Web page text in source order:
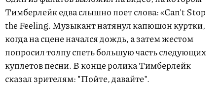
Тимберлейк едва слышно поет слова: «Can't Stop
the Feeling. Музыкант натянул капюшон куртки,
когда на сцене начался дождь, а затем жестом
попросил толпу спеть большую часть следующих
куплетов песни. В конце ролика Тимберлейк
сказал зрителям: "Пойте, давайте".